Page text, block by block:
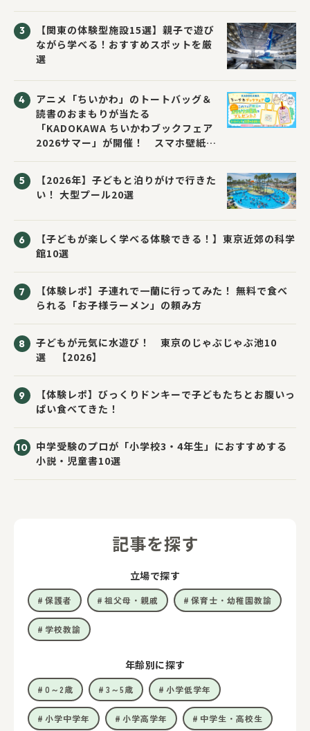
【関東の体験型施設15選】親子で遊び
ながら学べる！おすすめスポットを厳
選
アニメ「ちいかわ」のトートバッグ＆
読書のおまもりが当たる
「KADOKAWA ちいかわブックフェア
2026サマー」が開催！ スマホ壁紙は
【2026年】子どもと泊りがけで行きた
い！ 大型プール20選
【子どもが楽しく学べる体験できる！】東京近郊の科学
館10選
【体験レポ】子連れで一蘭に行ってみた！ 無料で食べ
られる「お子様ラーメン」の頼み方
子どもが元気に水遊び！ 東京のじゃぶじゃぶ池10
選 【2026】
【体験レポ】びっくりドンキーで子どもたちとお腹いっ
ぱい食べてきた！
中学受験のプロが「小学校3・4年生」におすすめする
小説・児童書10選
記事を探す
立場で探す
保護者 祖父母・親戚 保育士・幼稚園教諭
学校教諭
年齢別に探す
0～2歳 3～5歳 小学低学年
小学中学年 小学高学年 中学生・高校生